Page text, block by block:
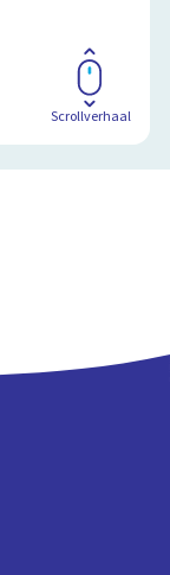
Schoolplaat
Scrollverhaal